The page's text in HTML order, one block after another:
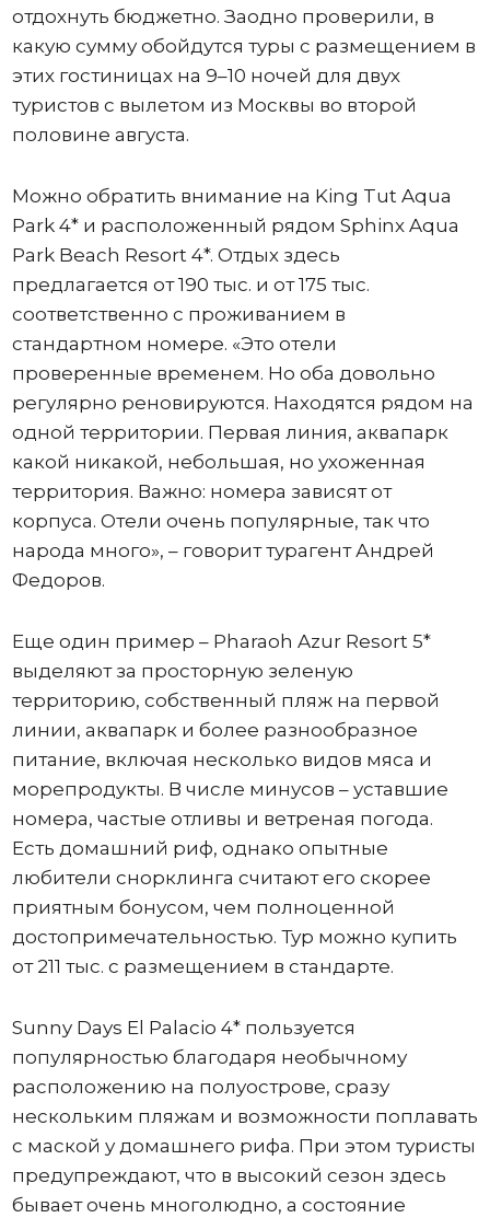
отдохнуть бюджетно. Заодно проверили, в
какую сумму обойдутся туры с размещением в
этих гостиницах на 9–10 ночей для двух
туристов с вылетом из Москвы во второй
половине августа.
Можно обратить внимание на King Tut Aqua
Park 4* и расположенный рядом Sphinx Aqua
Park Beach Resort 4*. Отдых здесь
предлагается от 190 тыс. и от 175 тыс.
соответственно с проживанием в
стандартном номере. «Это отели
проверенные временем. Но оба довольно
регулярно реновируются. Находятся рядом на
одной территории. Первая линия, аквапарк
какой никакой, небольшая, но ухоженная
территория. Важно: номера зависят от
корпуса. Отели очень популярные, так что
народа много», – говорит турагент Андрей
Федоров.
Еще один пример – Pharaoh Azur Resort 5*
выделяют за просторную зеленую
территорию, собственный пляж на первой
линии, аквапарк и более разнообразное
питание, включая несколько видов мяса и
морепродукты. В числе минусов – уставшие
номера, частые отливы и ветреная погода.
Есть домашний риф, однако опытные
любители снорклинга считают его скорее
приятным бонусом, чем полноценной
достопримечательностью. Тур можно купить
от 211 тыс. с размещением в стандарте.
Sunny Days El Palacio 4* пользуется
популярностью благодаря необычному
расположению на полуострове, сразу
нескольким пляжам и возможности поплавать
с маской у домашнего рифа. При этом туристы
предупреждают, что в высокий сезон здесь
бывает очень многолюдно, а состояние